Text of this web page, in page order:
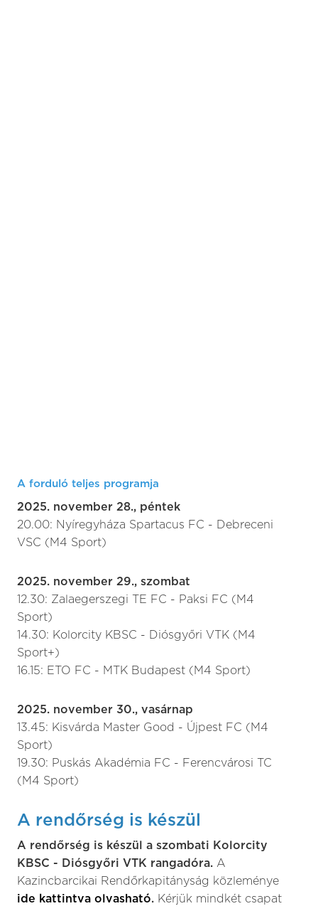
A forduló teljes programja
2025. november 28., péntek
20.00: Nyíregyháza Spartacus FC - Debreceni
VSC (M4 Sport)
2025. november 29., szombat
12.30: Zalaegerszegi TE FC - Paksi FC (M4
Sport)
14.30: Kolorcity KBSC - Diósgyőri VTK (M4
Sport+)
16.15: ETO FC - MTK Budapest (M4 Sport)
2025. november 30., vasárnap
13.45: Kisvárda Master Good - Újpest FC (M4
Sport)
19.30: Puskás Akadémia FC - Ferencvárosi TC
(M4 Sport)
A rendőrség is készül
A rendőrség is készül a szombati Kolorcity
KBSC - Diósgyőri VTK rangadóra. A
Kazincbarcikai Rendőrkapitányság közleménye
ide kattintva olvasható. Kérjük mindkét csapat